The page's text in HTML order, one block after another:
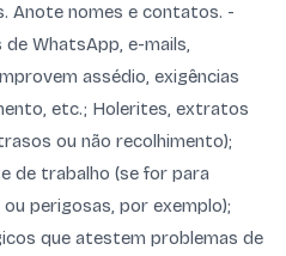
Anote nomes e contatos. -
WhatsApp, e-mails,
assédio, exigências
etc.; Holerites, extratos
ou não recolhimento);
de trabalho (se for para
perigosas, por exemplo);
que atestem problemas de